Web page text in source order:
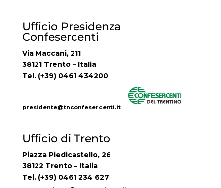
Ufficio Presidenza
Confesercenti
Via Maccani, 211
38121 Trento – Italia
Tel. (+39) 0461 434200
presidente@tnconfesercenti.it
Ufficio di Trento
Piazza Piedicastello, 26
38122 Trento – Italia
Tel. (+39) 0461 234 627